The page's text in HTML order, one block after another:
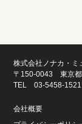
株式会社ノナカ・ミ
〒150-0043 東京
TEL 03-5458-1521
会社概要